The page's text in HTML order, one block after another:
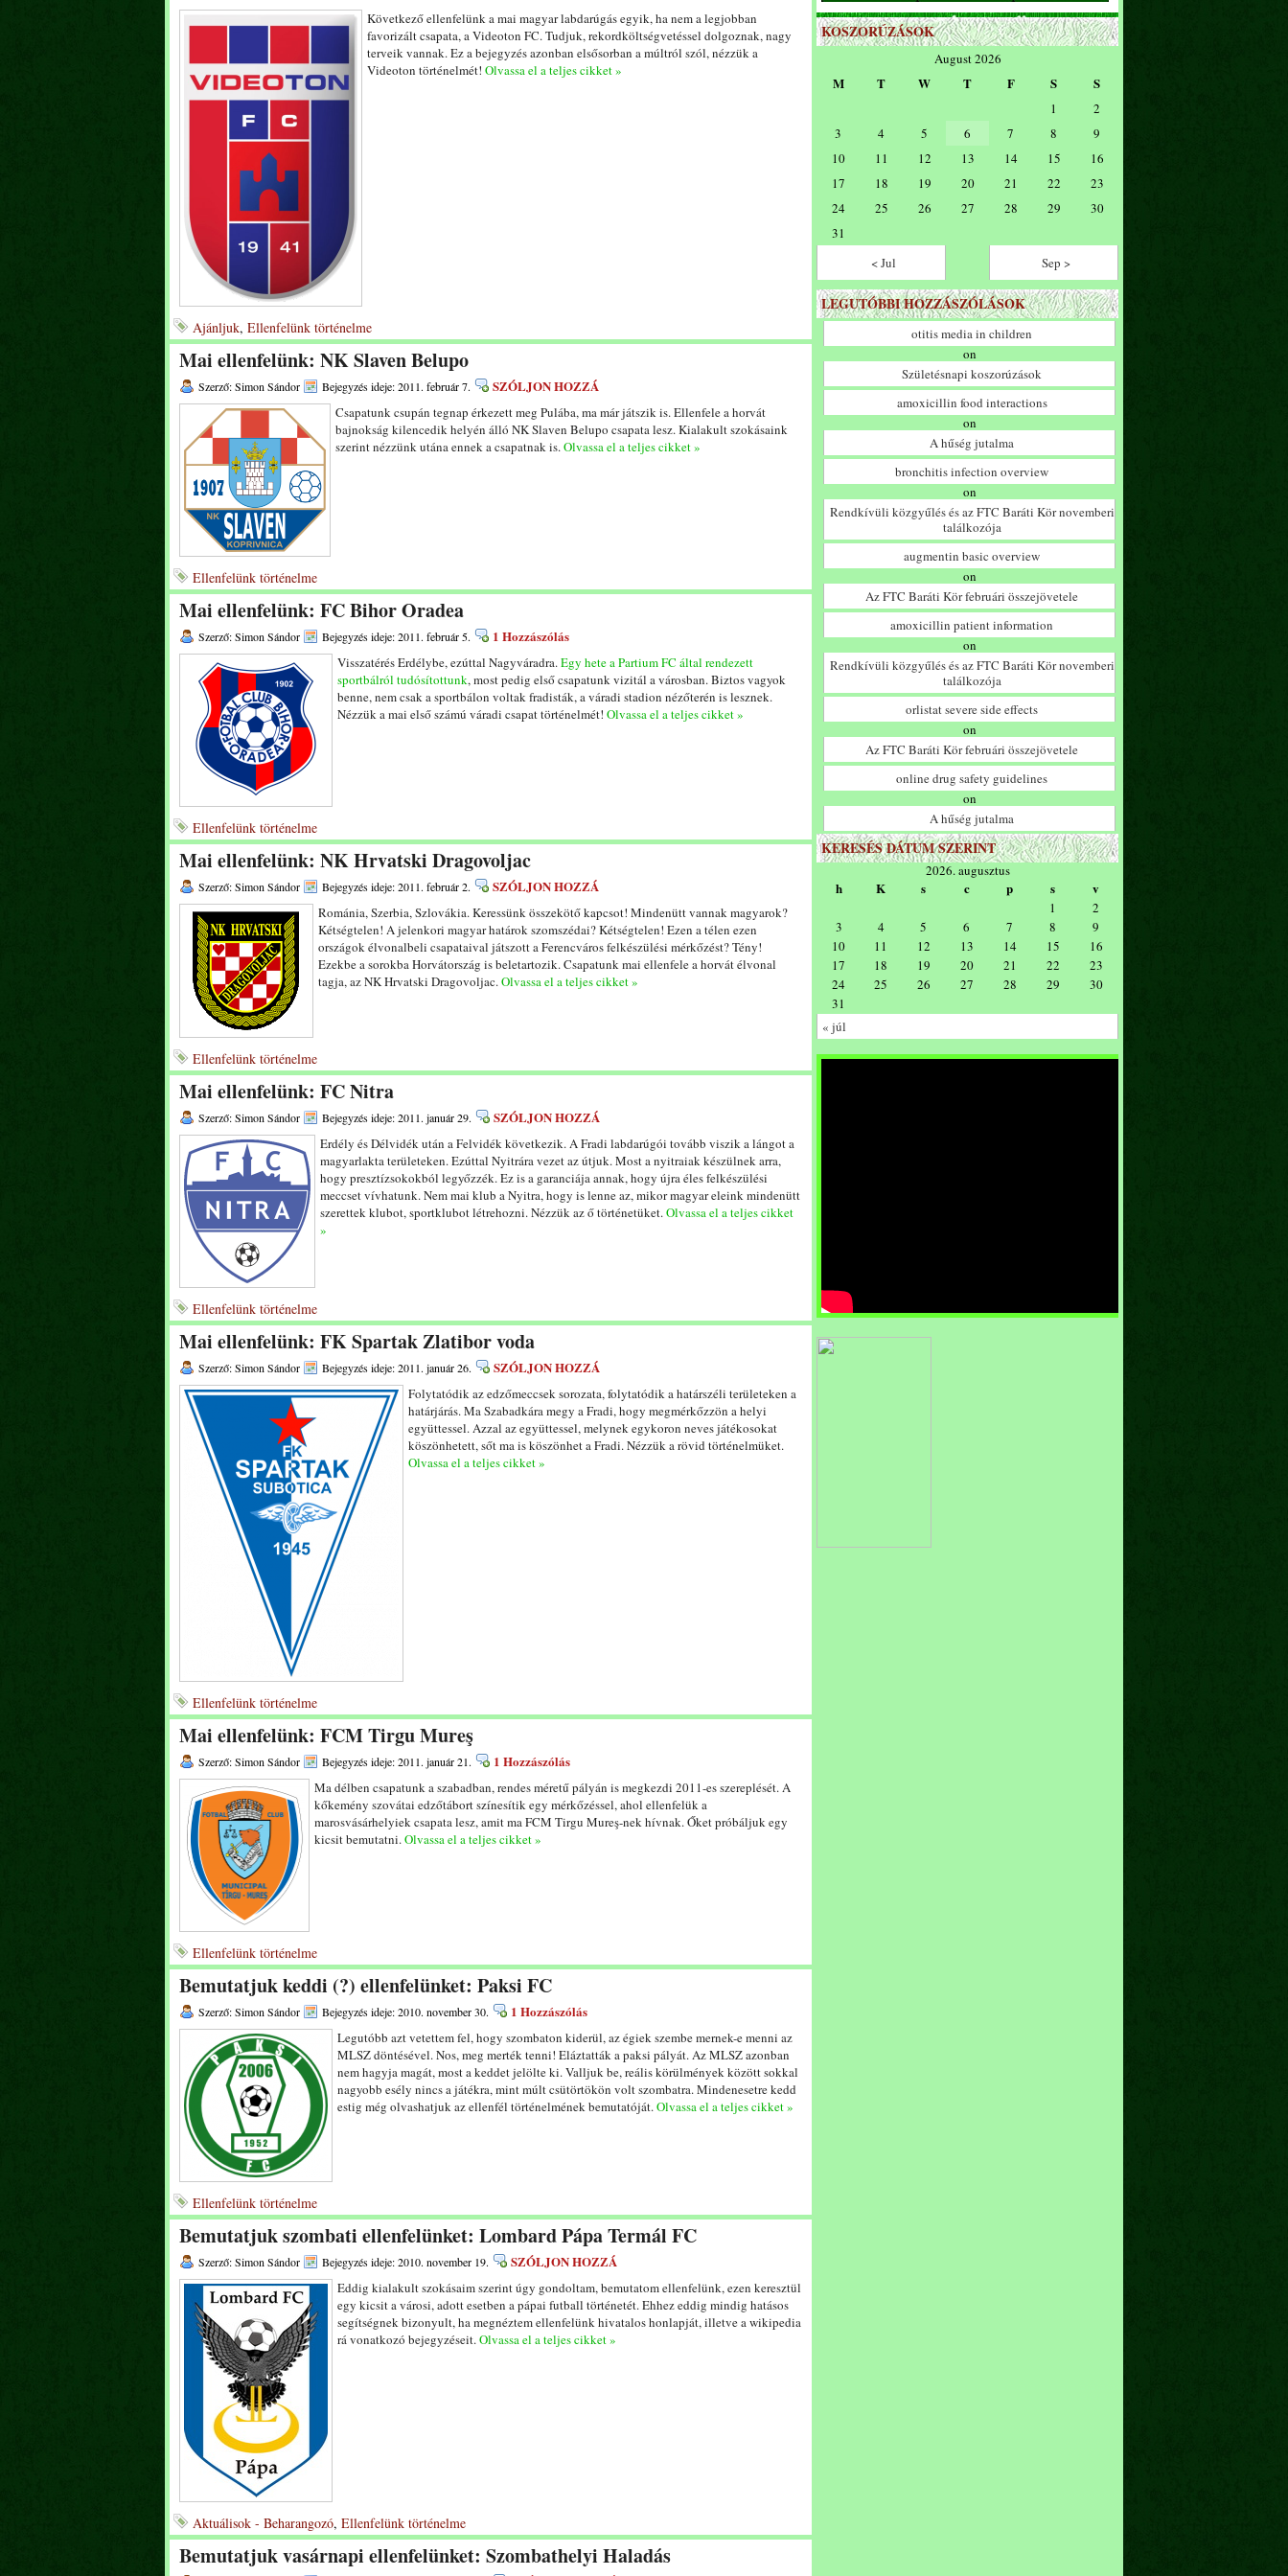
Következő ellenfelünk a mai magyar labdarúgás egyik, ha nem a legjobban
favorizált csapata, a Videoton FC. Tudjuk, rekordköltségvetéssel dolgoznak, nagy
terveik vannak. Ez a bejegyzés azonban elsősorban a múltról szól, nézzük a
Videoton történelmét! Olvassa el a teljes cikket »
Ajánljuk, Ellenfelünk történelme
Mai ellenfelünk: NK Slaven Belupo
Szerző: Simon Sándor Bejegyzés ideje: 2011. február 7. SZÓLJON HOZZÁ
Csapatunk csupán tegnap érkezett meg Pulába, ma már játszik is. Ellenfele a horvát
bajnokság kilencedik helyén álló NK Slaven Belupo csapata lesz. Kialakult szokásaink
szerint nézzünk utána ennek a csapatnak is.Olvassa el a teljes cikket »
Ellenfelünk történelme
Mai ellenfelünk: FC Bihor Oradea
Szerző: Simon Sándor Bejegyzés ideje: 2011. február 5. 1 Hozzászólás
Visszatérés Erdélybe, ezúttal Nagyváradra.Egy hete a Partium FC által rendezett
sportbálról tudósítottunk, most pedig első csapatunk vizitál a városban. Biztos vagyok
benne, nem csak a sportbálon voltak fradisták, a váradi stadion nézőterén is lesznek.
Nézzük a mai első számú váradi csapat történelmét! Olvassa el a teljes cikket »
Ellenfelünk történelme
Mai ellenfelünk: NK Hrvatski Dragovoljac
Szerző: Simon Sándor Bejegyzés ideje: 2011. február 2. SZÓLJON HOZZÁ
Románia, Szerbia, Szlovákia. Keressünk összekötő kapcsot! Mindenütt vannak magyarok?
Kétségtelen! A jelenkori magyar határok szomszédai? Kétségtelen! Ezen a télen ezen
országok élvonalbeli csapataival játszott a Ferencváros felkészülési mérkőzést? Tény!
Ezekbe a sorokba Horvátország is beletartozik. Csapatunk mai ellenfele a horvát élvonal
tagja, az NK Hrvatski Dragovoljac.Olvassa el a teljes cikket »
Ellenfelünk történelme
Mai ellenfelünk: FC Nitra
Szerző: Simon Sándor Bejegyzés ideje: 2011. január 29. SZÓLJON HOZZÁ
Erdély és Délvidék után a Felvidék következik. A Fradi labdarúgói tovább viszik a lángot a
magyarlakta területeken. Ezúttal Nyitrára vezet az útjuk. Most a nyitraiak készülnek arra,
hogy presztízsokokból legyőzzék. Ez is a garanciája annak, hogy újra éles felkészülési
meccset vívhatunk. Nem mai klub a Nyitra, hogy is lenne az, mikor magyar eleink mindenütt
szerettek klubot, sportklubot létrehozni. Nézzük az ő történetüket.Olvassa el a teljes cikket
»
Ellenfelünk történelme
Mai ellenfelünk: FK Spartak Zlatibor voda
Szerző: Simon Sándor Bejegyzés ideje: 2011. január 26. SZÓLJON HOZZÁ
Folytatódik az edzőmeccsek sorozata, folytatódik a határszéli területeken a
határjárás. Ma Szabadkára megy a Fradi, hogy megmérkőzzön a helyi
együttessel. Azzal az együttessel, melynek egykoron neves játékosokat
köszönhetett, sőt ma is köszönhet a Fradi. Nézzük a rövid történelmüket.
Olvassa el a teljes cikket »
Ellenfelünk történelme
Mai ellenfelünk: FCM Tirgu Mureş
Szerző: Simon Sándor Bejegyzés ideje: 2011. január 21. 1 Hozzászólás
Ma délben csapatunk a szabadban, rendes méretű pályán is megkezdi 2011-es szereplését. A
kőkemény szovátai edzőtábort színesítik egy mérkőzéssel, ahol ellenfelük a
marosvásárhelyiek csapata lesz, amit ma FCM Tirgu Mureş-nek hívnak. Őket próbáljuk egy
kicsit bemutatni.Olvassa el a teljes cikket »
Ellenfelünk történelme
Bemutatjuk keddi (?) ellenfelünket: Paksi FC
Szerző: Simon Sándor Bejegyzés ideje: 2010. november 30. 1 Hozzászólás
Legutóbb azt vetettem fel, hogy szombaton kiderül, az égiek szembe mernek-e menni az
MLSZ döntésével. Nos, meg merték tenni! Eláztatták a paksi pályát. Az MLSZ azonban
nem hagyja magát, most a keddet jelölte ki. Valljuk be, reális körülmények között sokkal
nagyobb esély nincs a játékra, mint múlt csütörtökön volt szombatra. Mindenesetre kedd
estig még olvashatjuk az ellenfél történelmének bemutatóját.Olvassa el a teljes cikket »
Ellenfelünk történelme
Bemutatjuk szombati ellenfelünket: Lombard Pápa Termál FC
Szerző: Simon Sándor Bejegyzés ideje: 2010. november 19. SZÓLJON HOZZÁ
Eddig kialakult szokásaim szerint úgy gondoltam, bemutatom ellenfelünk, ezen keresztül
egy kicsit a városi, adott esetben a pápai futball történetét. Ehhez eddig mindig hatásos
segítségnek bizonyult, ha megnéztem ellenfelünk hivatalos honlapját, illetve a wikipedia
rá vonatkozó bejegyzéseit.Olvassa el a teljes cikket »
Aktuálisok - Beharangozó, Ellenfelünk történelme
Bemutatjuk vasárnapi ellenfelünket: Szombathelyi Haladás
KOSZORÚZÁSOK
August 2026
M T W T F S S
1
2
3
4 5 6 7 8
9
10
11 12 13 14 15
16
17
18 19 20 21 22
23
24
25 26 27 28 29
30
31
< Jul
Sep >
LEGUTÓBBI HOZZÁSZÓLÁSOK
otitis media in children
on
Születésnapi koszorúzások
amoxicillin food interactions
on
A hűség jutalma
bronchitis infection overview
on
Rendkívüli közgyűlés és az FTC Baráti Kör novemberi
találkozója
augmentin basic overview
on
Az FTC Baráti Kör februári összejövetele
amoxicillin patient information
on
Rendkívüli közgyűlés és az FTC Baráti Kör novemberi
találkozója
orlistat severe side effects
on
Az FTC Baráti Kör februári összejövetele
online drug safety guidelines
on
A hűség jutalma
KERESÉS DÁTUM SZERINT
2026. augusztus
h K s c p s v
1
2
3
4 5 6 7 8
9
10
11 12 13 14 15
16
17
18 19 20 21 22
23
24
25 26 27 28 29
30
31
« júl